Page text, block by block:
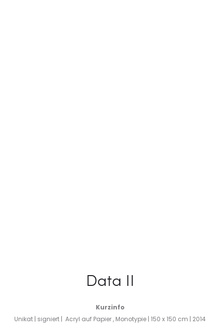
Data II
Kurzinfo
Unikat | signiert | Acryl auf Papier , Monotypie | 150 x 150 cm | 2014